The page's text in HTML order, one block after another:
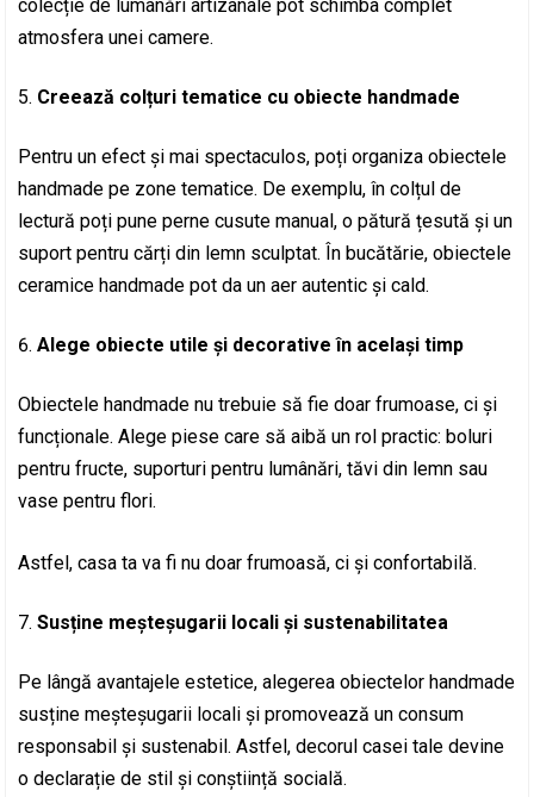
colecție de lumânări artizanale pot schimba complet
atmosfera unei camere.
Creează colțuri tematice cu obiecte handmade
Pentru un efect și mai spectaculos, poți organiza obiectele
handmade pe zone tematice. De exemplu, în colțul de
lectură poți pune perne cusute manual, o pătură țesută și un
suport pentru cărți din lemn sculptat. În bucătărie, obiectele
ceramice handmade pot da un aer autentic și cald.
Alege obiecte utile și decorative în același timp
Obiectele handmade nu trebuie să fie doar frumoase, ci și
funcționale. Alege piese care să aibă un rol practic: boluri
pentru fructe, suporturi pentru lumânări, tăvi din lemn sau
vase pentru flori.
Astfel, casa ta va fi nu doar frumoasă, ci și confortabilă.
Susține meșteșugarii locali și sustenabilitatea
Pe lângă avantajele estetice, alegerea obiectelor handmade
susține meșteșugarii locali și promovează un consum
responsabil și sustenabil. Astfel, decorul casei tale devine
o declarație de stil și conștiință socială.